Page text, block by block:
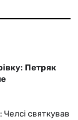
Петряк
святкував